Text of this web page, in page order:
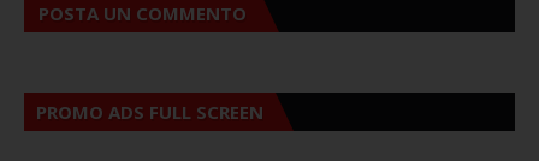
POSTA UN COMMENTO
PROMO ADS FULL SCREEN